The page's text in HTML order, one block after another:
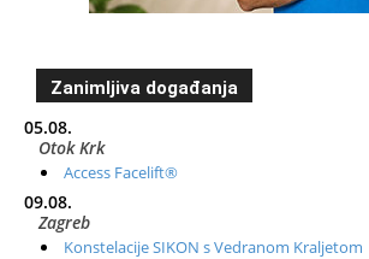
Zanimljiva događanja
05.08.
Otok Krk
Access Facelift®
09.08.
Zagreb
Konstelacije SIKON s Vedranom Kraljetom